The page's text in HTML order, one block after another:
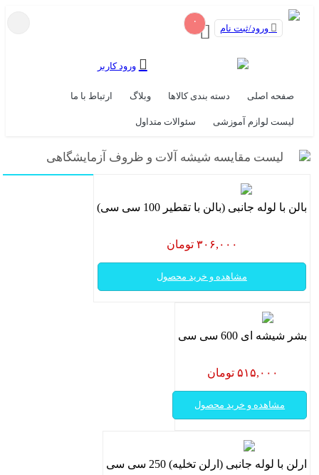
۰
ورود/ثبت نام
ورود کاربر
صفحه اصلی دسته بندی کالاها وبلاگ ارتباط با ما
لیست لوازم آموزشی سئوالات متداول
لیست مقایسه شیشه آلات و ظروف آزمایشگاهی
بالن با لوله جانبی (بالن با تقطیر 100 سی سی)
۳۰۶,۰۰۰ تومان
مشاهده و خرید محصول
بشر شیشه ای 600 سی سی
۵۱۵,۰۰۰ تومان
مشاهده و خرید محصول
ارلن با لوله جانبی (ارلن تخلیه) 250 سی سی